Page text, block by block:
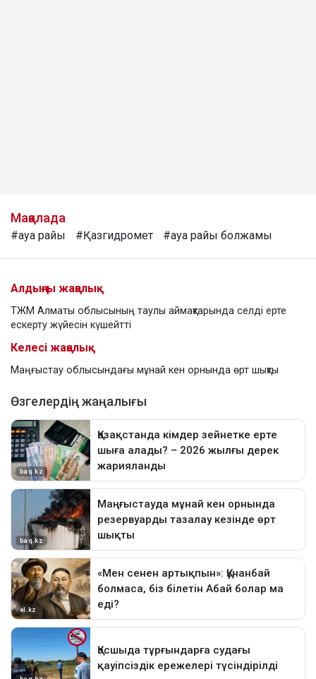
Мақалада
#ауа райы #Қазгидромет #ауа райы болжамы
Алдыңғы жаңалық
ТЖМ Алматы облысының таулы аймақтарында селді ерте
ескерту жүйесін күшейтті
Келесі жаңалық
Маңғыстау облысындағы мұнай кен орнында өрт шықты